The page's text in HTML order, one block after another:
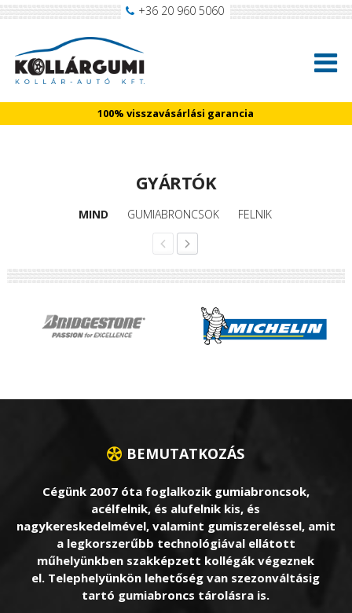
+36 20 960 5060
100% visszavásárlási garancia
GYÁRTÓK
MIND GUMIABRONCSOK FELNIK
BEMUTATKOZÁS
Cégünk 2007 óta foglalkozik gumiabroncsok,
acélfelnik, és alufelnik kis, és
nagykereskedelmével, valamint gumiszereléssel, amit
a legkorszerűbb technológiával ellátott
műhelyünkben szakképzett kollégák végeznek
el. Telephelyünkön lehetőség van szezonváltásig
tartó gumiabroncs tárolásra is.